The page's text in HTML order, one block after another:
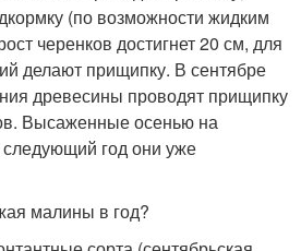
(по возможности жидким
черенков достигнет 20 см, для
делают прищипку. В сентябре
древесины проводят прищипку
Высаженные осенью на
год они уже
малины в год?